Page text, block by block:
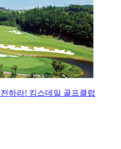
하라! 킹스데일 골프클럽